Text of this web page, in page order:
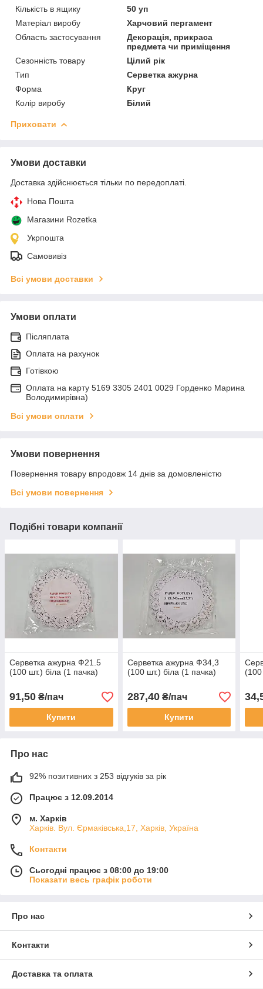
Кількість в ящику
50 уп
Матеріал виробу
Харчовий пергамент
Область застосування
Декорація, прикраса
предмета чи приміщення
Сезонність товару
Цілий рік
Тип
Серветка ажурна
Форма
Круг
Колір виробу
Білий
Приховати
Умови доставки
Доставка здійснюється тільки по передоплаті.
Нова Пошта
Магазини Rozetka
Укрпошта
Самовивіз
Всі умови доставки
Умови оплати
Післяплата
Оплата на рахунок
Готівкою
Оплата на карту 5169 3305 2401 0029 Горденко Марина
Володимирівна)
Всі умови оплати
Умови повернення
Повернення товару впродовж 14 днів за домовленістю
Всі умови повернення
Подібні товари компанії
Серветка ажурна Ф21.5
(100 шт.) біла (1 пачка)
91,50 ₴/пач
Купити
Серветка ажурна Ф34,3
(100 шт.) біла (1 пачка)
287,40₴/пач
Купити
Про нас
92% позитивних з 253 відгуків за рік
Працює з 12.09.2014
м. Харків
Харків. Вул. Єрмаківська,17, Харків, Україна
Контакти
Сьогодні працює з 08:00 до 19:00
Показати весь графік роботи
Про нас
Контакти
Доставка та оплата